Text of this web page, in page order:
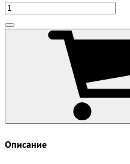
Описание